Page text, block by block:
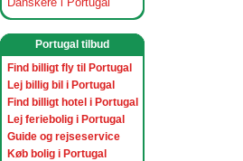
Portugal tilbud
Find billigt fly til Portugal
Lej billig bil i Portugal
Find billigt hotel i Portugal
Lej feriebolig i Portugal
Guide og rejseservice
Køb bolig i Portugal